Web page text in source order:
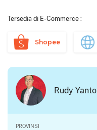
Tersedia di E-Commerce :
Shopee
Rudy Yanto
PROVINSI